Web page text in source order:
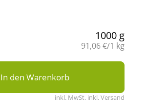
1000 g
Grundpreis:
91,06 €/1 kg
In den Warenkorb
inkl. MwSt. inkl. Versand